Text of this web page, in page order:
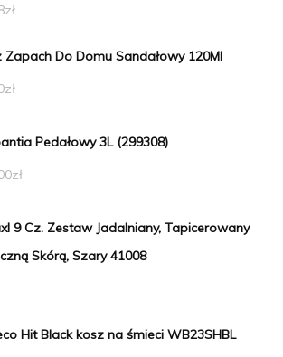
zł
Zapach Do Domu Sandałowy 120Ml
zł
Pedałowy 3L (299308)
zł
9 Cz. Zestaw Jadalniany, Tapicerowany
Skórą, Szary 41008
Hit Black kosz na śmieci WB23SHBL